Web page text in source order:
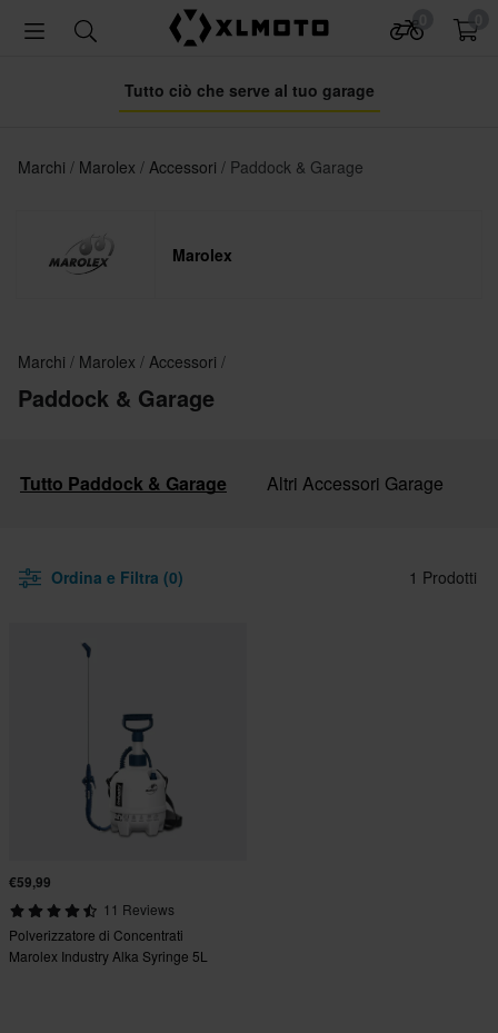
Tutto ciò che serve al tuo garage
Marchi Marolex Accessori Paddock & Garage
Marolex
Marchi Marolex Accessori
Paddock & Garage
Tutto Paddock & Garage Altri Accessori Garage
Ordina e Filtra (0) 1 Prodotti
€59,99
11 Reviews
Polverizzatore di Concentrati
Marolex Industry Alka Syringe 5L